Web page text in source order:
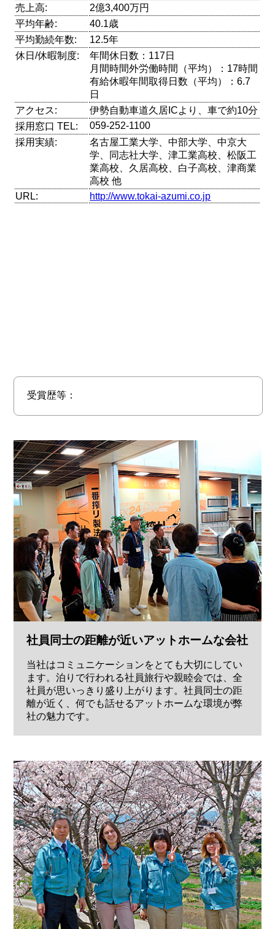
売上高:
2億3,400万円
平均年齢:
40.1歳
平均勤続年数:
12.5年
休日/休暇制度:
年間休日数：117日
月間時間外労働時間（平均）：17時間
有給休暇年間取得日数（平均）：6.7
日
アクセス:
伊勢自動車道久居ICより、車で約10分
採用窓口 TEL:
059-252-1100
採用実績:
名古屋工業大学、中部大学、中京大
学、同志社大学、津工業高校、松阪工
業高校、久居高校、白子高校、津商業
高校 他
URL:
http://www.tokai-azumi.co.jp
受賞歴等：
社員同士の距離が近いアットホームな会社
当社はコミュニケーションをとても大切にしてい
ます。泊りで行われる社員旅行や親睦会では、全
社員が思いっきり盛り上がります。社員同士の距
離が近く、何でも話せるアットホームな環境が弊
社の魅力です。